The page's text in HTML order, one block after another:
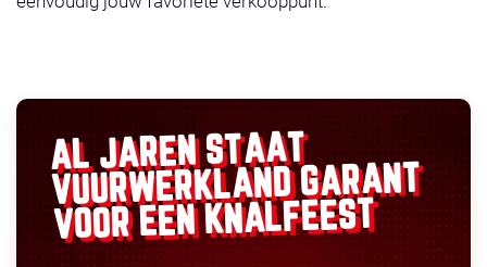
AL JAREN STAAT
VUURWERKLANDGARANT
VOOR EEN KNALFEEST